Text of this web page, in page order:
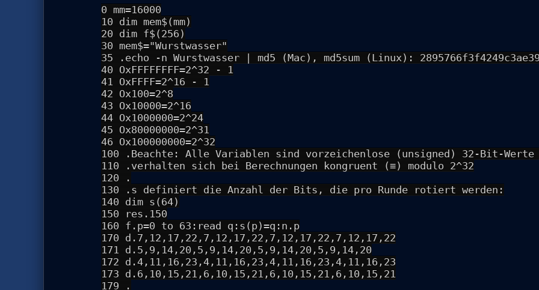
0 mm=16000
10 dim mem$(mm)
20 dim f$(256)
30 mem$="Wurstwasser"
35 .echo -n Wurstwasser | md5 (Mac), md5sum (Linux):
40 OxFFFFFFFF=2^32 - 1
41 OxFFFF=2^16 - 1
42 Ox100=2^8
43 Ox10000=2^16
44 Ox1000000=2^24
45 Ox80000000=2^31
46 Ox100000000=2^32
100 .Beachte: Alle Variablen sind vorzeichenlose (unsigned) 32-Bit-Werte
110 .verhalten sich bei Berechnungen kongruent (≡) modulo 2^32
120 .
130 .s definiert die Anzahl der Bits, die pro Runde rotiert werden:
140 dim s(64)
150 res.150
160 f.p=0 to 63:read q:s(p)=q:n.p
170 d.7,12,17,22,7,12,17,22,7,12,17,22,7,12,17,22
171 d.5,9,14,20,5,9,14,20,5,9,14,20,5,9,14,20
172 d.4,11,16,23,4,11,16,23,4,11,16,23,4,11,16,23
173 d.6,10,15,21,6,10,15,21,6,10,15,21,6,10,15,21
179 .